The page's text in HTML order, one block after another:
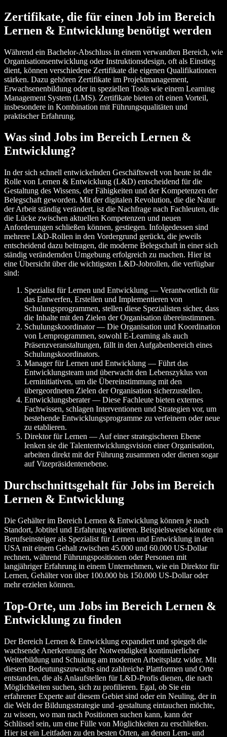
Zertifikate, die für einen Job im Bereich
Lernen & Entwicklung benötigt werden
Während ein Bachelor-Abschluss in einem verwandten Bereich, wie
Organisationsentwicklung oder Instruktionsdesign, oft als Einstieg
dient, können verschiedene Zertifikate die eigenen Qualifikationen
stärken. Dazu gehören Zertifikate im Projektmanagement,
Erwachsenenbildung oder in speziellen Tools wie einem Learning
Management System (LMS). Zertifikate bieten oft einen Vorteil,
insbesondere in Kombination mit Führungsqualitäten und
praktischer Erfahrung.
Was sind Jobs im Bereich Lernen &
Entwicklung?
In der sich schnell entwickelnden Geschäftswelt von heute ist die
Rolle von Lernen & Entwicklung (L&D) entscheidend für die
Gestaltung des Wissens, der Fähigkeiten und der Kompetenzen der
Belegschaft geworden. Mit der digitalen Revolution, die die Natur
der Arbeit ständig verändert, ist die Nachfrage nach Fachleuten, die
die Lücke zwischen aktuellen Kompetenzen und neuen
Anforderungen schließen können, gestiegen. Infolgedessen sind
mehrere L&D-Rollen in den Vordergrund gerückt, die jeweils
entscheidend dazu beitragen, die moderne Belegschaft in einer sich
ständig verändernden Umgebung erfolgreich zu machen. Hier ist
eine Übersicht über die wichtigsten L&D-Jobrollen, die verfügbar
sind:
Spezialist für Lernen und Entwicklung — Verantwortlich für
das Entwerfen, Erstellen und Implementieren von
Schulungsprogrammen, stellen diese Spezialisten sicher, dass
die Inhalte mit den Zielen der Organisation übereinstimmen.
Schulungskoordinator — Die Organisation und Koordination
von Lernprogrammen, sowohl E-Learning als auch
Präsenzveranstaltungen, fällt in den Aufgabenbereich eines
Schulungskoordinators.
Manager für Lernen und Entwicklung — Führt das
Entwicklungsteam und überwacht den Lebenszyklus von
Lerninitiativen, um die Übereinstimmung mit den
übergeordneten Zielen der Organisation sicherzustellen.
Entwicklungsberater — Diese Fachleute bieten externes
Fachwissen, schlagen Interventionen und Strategien vor, um
bestehende Entwicklungsprogramme zu verfeinern oder neue
zu etablieren.
Direktor für Lernen — Auf einer strategischeren Ebene
lenken sie die Talententwicklungsvision einer Organisation,
arbeiten direkt mit der Führung zusammen oder dienen sogar
auf Vizepräsidentenebene.
Durchschnittsgehalt für Jobs im Bereich
Lernen & Entwicklung
Die Gehälter im Bereich Lernen & Entwicklung können je nach
Standort, Jobtitel und Erfahrung variieren. Beispielsweise könnte ein
Berufseinsteiger als Spezialist für Lernen und Entwicklung in den
USA mit einem Gehalt zwischen 45.000 und 60.000 US-Dollar
rechnen, während Führungspositionen oder Personen mit
langjähriger Erfahrung in einem Unternehmen, wie ein Direktor für
Lernen, Gehälter von über 100.000 bis 150.000 US-Dollar oder
mehr erzielen können.
Top-Orte, um Jobs im Bereich Lernen &
Entwicklung zu finden
Der Bereich Lernen & Entwicklung expandiert und spiegelt die
wachsende Anerkennung der Notwendigkeit kontinuierlicher
Weiterbildung und Schulung am modernen Arbeitsplatz wider. Mit
diesem Bedeutungszuwachs sind zahlreiche Plattformen und Orte
entstanden, die als Anlaufstellen für L&D-Profis dienen, die nach
Möglichkeiten suchen, sich zu profilieren. Egal, ob Sie ein
erfahrener Experte auf diesem Gebiet sind oder ein Neuling, der in
die Welt der Bildungsstrategie und -gestaltung eintauchen möchte,
zu wissen, wo man nach Positionen suchen kann, kann der
Schlüssel sein, um eine Fülle von Möglichkeiten zu erschließen.
Hier ist ein Leitfaden zu den besten Orten, an denen Lern- und